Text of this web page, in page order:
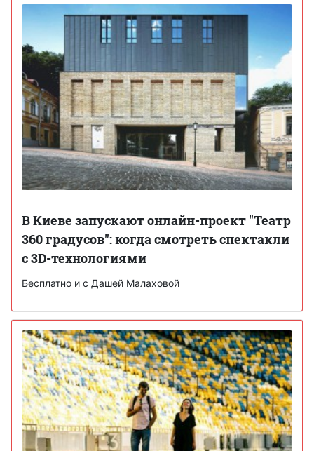
В Киеве запускают онлайн-проект "Театр
360 градусов": когда смотреть спектакли
с 3D-технологиями
Бесплатно и с Дашей Малаховой